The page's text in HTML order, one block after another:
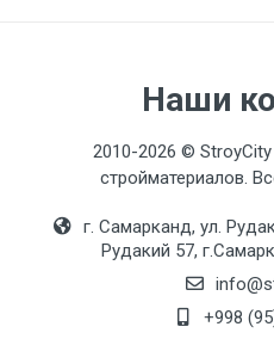
Наши
2010-2026 ©
стройматериалов.
г. Самарканд, ул.
Рудакий 57,
+998